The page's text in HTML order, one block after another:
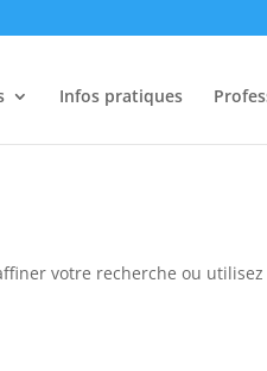
Infos pratiques
votre recherche ou